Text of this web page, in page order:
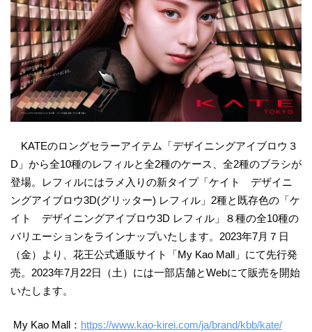
KATEのロングセラーアイテム「デザイニングアイブロウ３
D」から全10種のレフィルと全2種のケース、全2種のブラシが
登場。レフィルにはラメ入りの新タイプ「ケイト デザイニ
ングアイブロウ3D(グリッター) レフィル」2種と既存色の「ケ
イト デザイニングアイブロウ3D レフィル」８種の全10種の
バリエーションをラインナップいたします。2023年7月７日
（金）より、花王公式通販サイト「My Kao Mall」にて先行発
売。2023年7月22日（土）には一部店舗とWebにて販売を開始
いたします。
My Kao Mall： https://www.kao-kirei.com/ja/brand/kbb/kate/